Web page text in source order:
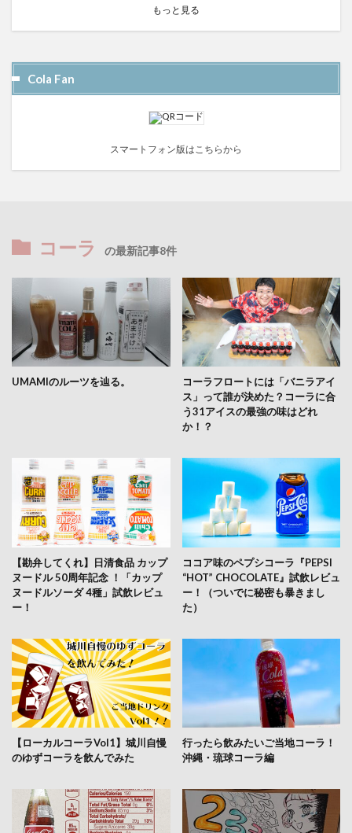
もっと見る
Cola Fan
スマートフォン版はこちらから
コーラ の最新記事8件
UMAMIのルーツを辿る。
コーラフロートには「バニラアイ
ス」って誰が決めた？コーラに合
う31アイスの最強の味はどれ
か！？
【勘弁してくれ】日清食品 カップ
ヌードル 50周年記念 ！「カップ
ヌードルソーダ 4種」試飲レビュ
ー！
ココア味のペプシコーラ『PEPSI
“HOT” CHOCOLATE』試飲レビュ
ー！（ついでに秘密も暴きまし
た）
【ローカルコーラVol1】城川自慢
のゆずコーラを飲んでみた
行ったら飲みたいご当地コーラ！
沖縄・琉球コーラ編